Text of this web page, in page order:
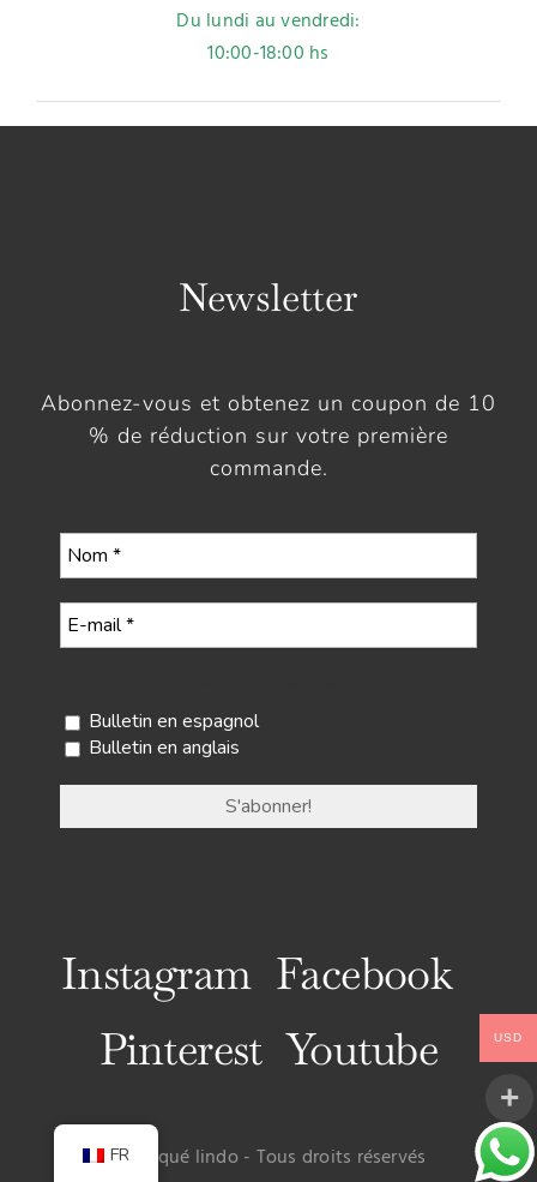
Du lundi au vendredi:
10:00-18:00 hs
Newsletter
Abonnez-vous et obtenez un coupon de 10
% de réduction sur votre première
commande.
Bulletin en espagnol
Bulletin en anglais
Instagram Facebook
Pinterest Youtube
© Uy qué lindo - Tous droits réservés
FR
USD